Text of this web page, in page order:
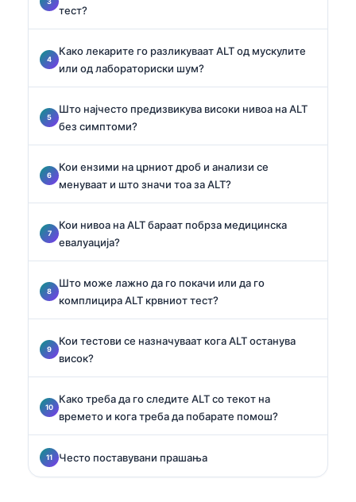
тест?
Како лекарите го разликуваат ALT од мускулите
или од лабораториски шум?
Што најчесто предизвикува високи нивоа на ALT
без симптоми?
Кои ензими на црниот дроб и анализи се
менуваат и што значи тоа за ALT?
Кои нивоа на ALT бараат побрза медицинска
евалуација?
Што може лажно да го покачи или да го
комплицира ALT крвниот тест?
Кои тестови се назначуваат кога ALT останува
висок?
Како треба да го следите ALT со текот на
времето и кога треба да побарате помош?
Често поставувани прашања